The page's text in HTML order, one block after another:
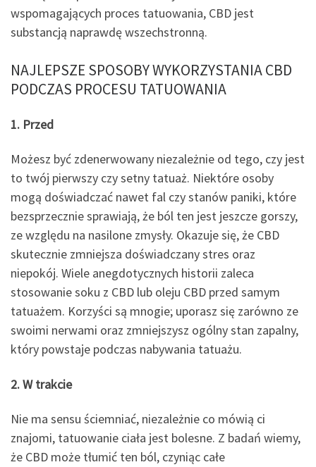
wspomagających proces tatuowania, CBD jest
substancją naprawdę wszechstronną.
NAJLEPSZE SPOSOBY WYKORZYSTANIA CBD
PODCZAS PROCESU TATUOWANIA
1. Przed
Możesz być zdenerwowany niezależnie od tego, czy jest
to twój pierwszy czy setny tatuaż. Niektóre osoby
mogą doświadczać nawet fal czy stanów paniki, które
bezsprzecznie sprawiają, że ból ten jest jeszcze gorszy,
ze względu na nasilone zmysły. Okazuje się, że CBD
skutecznie zmniejsza doświadczany stres oraz
niepokój. Wiele anegdotycznych historii zaleca
stosowanie soku z CBD lub oleju CBD przed samym
tatuażem. Korzyści są mnogie; uporasz się zarówno ze
swoimi nerwami oraz zmniejszysz ogólny stan zapalny,
który powstaje podczas nabywania tatuażu.
2. W trakcie
Nie ma sensu ściemniać, niezależnie co mówią ci
znajomi, tatuowanie ciała jest bolesne. Z badań wiemy,
że CBD może tłumić ten ból, czyniąc całe